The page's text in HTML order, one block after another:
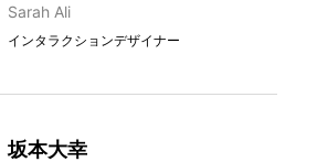
Sarah Ali
インタラクションデザイナー
坂本大幸